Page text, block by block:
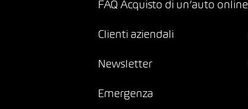
FAQ Acquisto di un’auto online
Clienti aziendali
Newsletter
Emergenza